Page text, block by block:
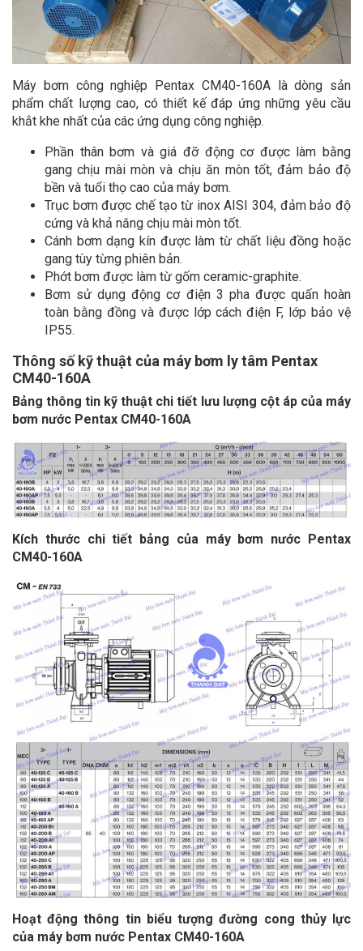
Máy bơm công nghiệp Pentax CM40-160A là dòng sản
phẩm chất lượng cao, có thiết kế đáp ứng những yêu cầu
khắt khe nhất của các ứng dụng công nghiệp.
Phần thân bơm và giá đỡ động cơ được làm bằng
gang chịu mài mòn và chịu ăn mòn tốt, đảm bảo độ
bền và tuổi thọ cao của máy bơm.
Trục bơm được chế tạo từ inox AISI 304, đảm bảo độ
cứng và khả năng chịu mài mòn tốt.
Cánh bơm dạng kín được làm từ chất liệu đồng hoặc
gang tùy từng phiên bản.
Phớt bơm được làm từ gốm ceramic-graphite.
Bơm sử dụng động cơ điện 3 pha được quấn hoàn
toàn bằng đồng và được lớp cách điện F, lớp bảo vệ
IP55.
Thông số kỹ thuật của máy bơm ly tâm Pentax
CM40-160A
Bảng thông tin kỹ thuật chi tiết lưu lượng cột áp của máy
bơm nước Pentax CM40-160A
Kích thước chi tiết bảng của máy bơm nước Pentax
CM40-160A
Hoạt động thông tin biểu tượng đường cong thủy lực
của máy bơm nước Pentax CM40-160A